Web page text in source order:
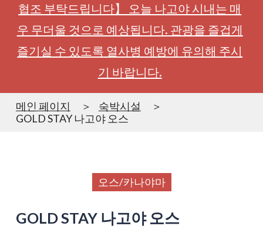
협조 부탁드립니다】 오늘 나고야 시내는 매
우 무더울 것으로 예상됩니다. 관광을 즐겁게
즐기실 수 있도록 열사병 예방에 유의해 주시
기 바랍니다.
메인 페이지
숙박시설
GOLD STAY 나고야 오스
오스/카나야마
GOLD STAY 나고야 오스